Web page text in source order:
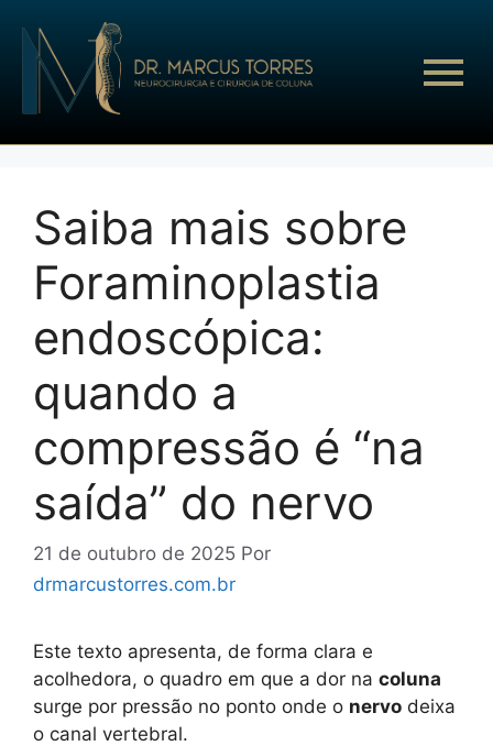
Saiba mais sobre
Foraminoplastia
endoscópica:
quando a
compressão é “na
saída” do nervo
21 de outubro de 2025 Por
drmarcustorres.com.br
Este texto apresenta, de forma clara e
acolhedora, o quadro em que a dor na coluna
surge por pressão no ponto onde o nervo deixa
o canal vertebral.